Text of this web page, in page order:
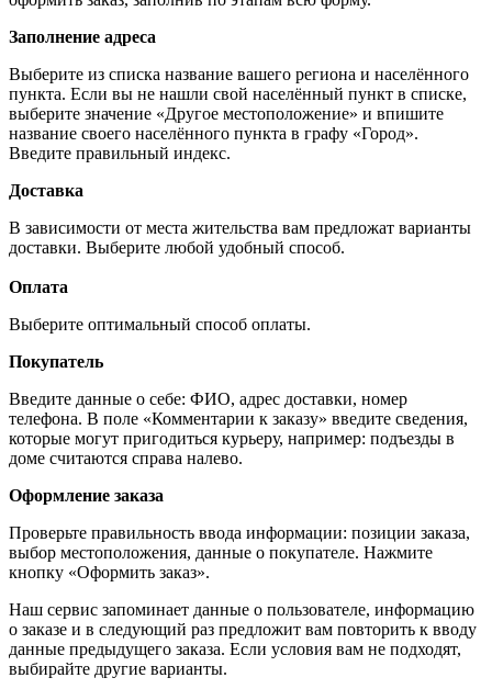
Заполнение адреса
Выберите из списка название вашего региона и населённого
пункта. Если вы не нашли свой населённый пункт в списке,
выберите значение «Другое местоположение» и впишите
название своего населённого пункта в графу «Город».
Введите правильный индекс.
Доставка
В зависимости от места жительства вам предложат варианты
доставки. Выберите любой удобный способ.
Оплата
Выберите оптимальный способ оплаты.
Покупатель
Введите данные о себе: ФИО, адрес доставки, номер
телефона. В поле «Комментарии к заказу» введите сведения,
которые могут пригодиться курьеру, например: подъезды в
доме считаются справа налево.
Оформление заказа
Проверьте правильность ввода информации: позиции заказа,
выбор местоположения, данные о покупателе. Нажмите
кнопку «Оформить заказ».
Наш сервис запоминает данные о пользователе, информацию
о заказе и в следующий раз предложит вам повторить к вводу
данные предыдущего заказа. Если условия вам не подходят,
выбирайте другие варианты.